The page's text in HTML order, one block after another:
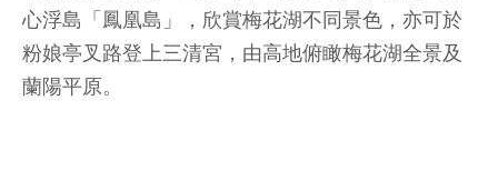
心浮島「鳳凰島」，欣賞梅花湖不同景色，亦可於
粉娘亭叉路登上三清宮，由高地俯瞰梅花湖全景及
蘭陽平原。